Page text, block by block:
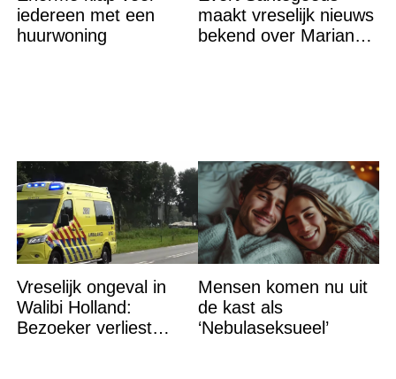
iedereen met een
huurwoning
maakt vreselijk nieuws
bekend over Marianne
Vreselijk ongeval in
Walibi Holland:
Bezoeker verliest
Mensen komen nu uit
de kast als
‘Nebulaseksueel’